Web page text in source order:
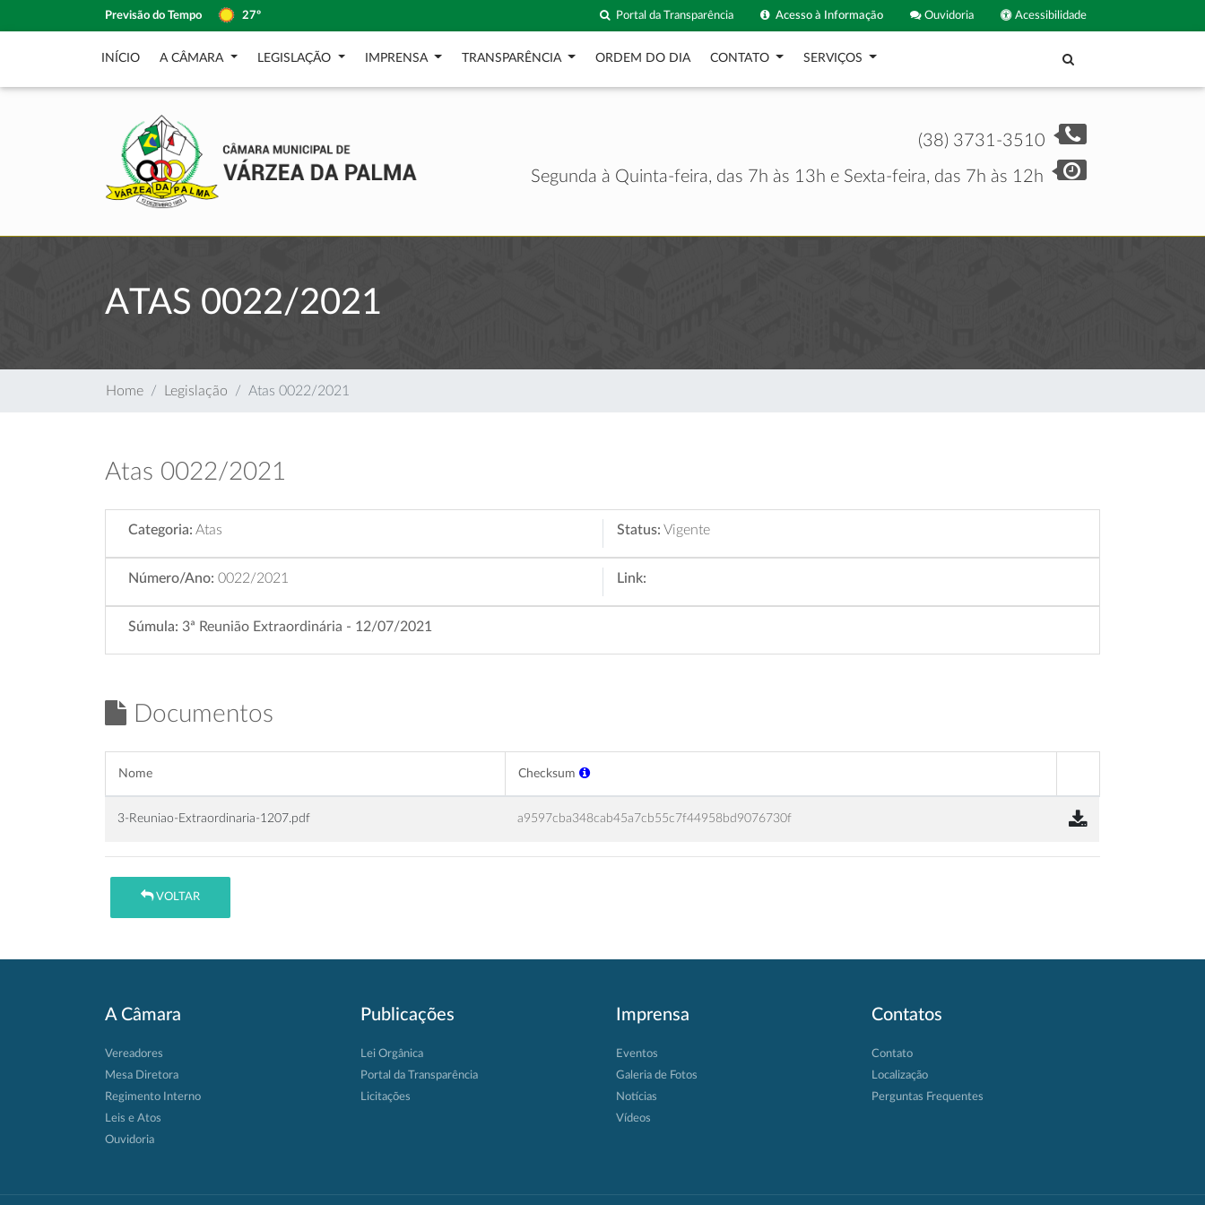
Previsão do Tempo 27º Acessibilidade
Ouvidoria
Acesso à Informação
Portal da Transparência
INÍCIO A CÂMARA LEGISLAÇÃO IMPRENSA TRANSPARÊNCIA ORDEM DO DIA CONTATO SERVIÇOS
(38) 3731-3510
Segunda à Quinta-feira, das 7h às 13h e Sexta-feira, das 7h às 12h
ATAS 0022/2021
Home Legislação Atas 0022/2021
Atas 0022/2021
Categoria: Atas Status: Vigente
Número/Ano: 0022/2021 Link:
Súmula: 3ª Reunião Extraordinária - 12/07/2021
Documentos
Nome Checksum
3-Reuniao-Extraordinaria-1207.pdf a9597cba348cab45a7cb55c7f44958bd9076730f
VOLTAR
A Câmara
Vereadores
Mesa Diretora
Regimento Interno
Leis e Atos
Ouvidoria
Publicações
Lei Orgânica
Portal da Transparência
Licitações
Imprensa
Eventos
Galeria de Fotos
Notícias
Vídeos
Contatos
Contato
Localização
Perguntas Frequentes